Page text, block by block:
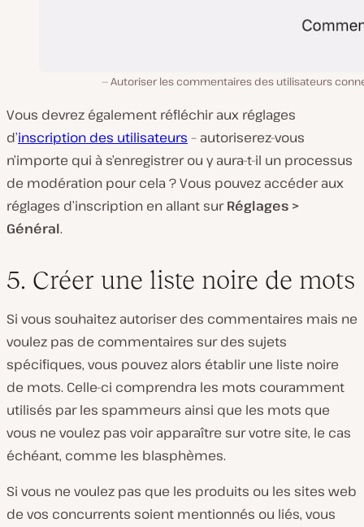
Autoriser les commentaires des utilisateurs
Vous devrez également réfléchir aux réglages
d’inscription des utilisateurs – autoriserez-vous
n’importe qui à s’enregistrer ou y aura-t-il un processus
de modération pour cela ? Vous pouvez accéder aux
réglages d’inscription en allant surRéglages >
Général.
5. Créer une liste noire de mots
Si vous souhaitez autoriser des commentaires mais ne
voulez pas de commentaires sur des sujets
spécifiques, vous pouvez alors établir une liste noire
de mots. Celle-ci comprendra les mots couramment
utilisés par les spammeurs ainsi que les mots que
vous ne voulez pas voir apparaître sur votre site, le cas
échéant, comme les blasphèmes.
Si vous ne voulez pas que les produits ou les sites web
de vos concurrents soient mentionnés ou liés, vous